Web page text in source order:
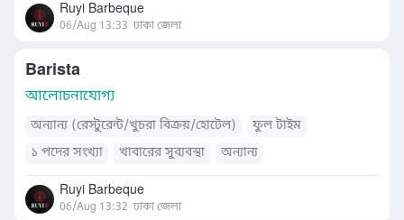
Ruyi Barbeque
06/Aug 13:33 ঢাকা জেলা
Barista
আলোচনাযোগ্য
অন্যান্য (রেস্টুরেন্ট/খুচরা বিক্রয়/হোটেল)
ফুল টাইম
১ পদের সংখ্যা
খাবারের সুব্যবস্থা অন্যান্য
Ruyi Barbeque
06/Aug 13:32 ঢাকা জেলা